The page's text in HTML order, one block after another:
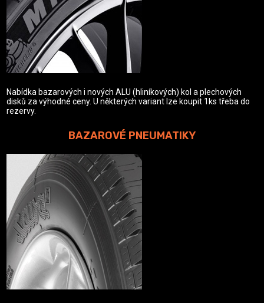
Nabídka bazarových i nových ALU (hliníkových) kol a plechových
disků za výhodné ceny. U některých variant lze koupit 1ks třeba do
rezervy.
BAZAROVÉ PNEUMATIKY